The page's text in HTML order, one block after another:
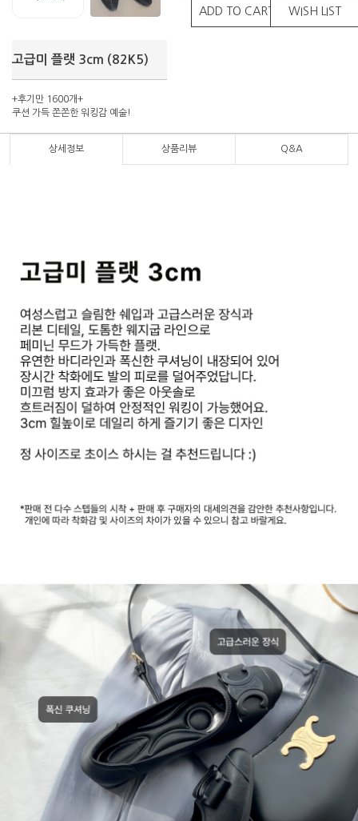
고급미 플랫 3cm (82K5)
+후기만 1600개+
쿠션 가득 쫀쫀한 워킹감 예술!
ADD TO CART WISH LIST
상세정보 상품리뷰 Q&A